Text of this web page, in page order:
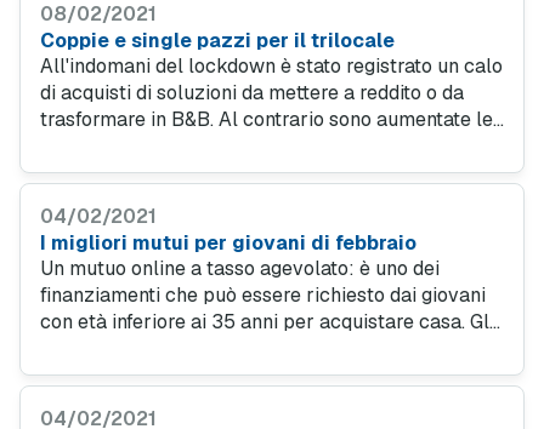
08/02/2021
Coppie e single pazzi per il trilocale
All'indomani del lockdown è stato registrato un calo
di acquisti di soluzioni da mettere a reddito o da
trasformare in B&B. Al contrario sono aumentate le
restrizioni vissute la scorsa primavera.
04/02/2021
I migliori mutui per giovani di febbraio
Un mutuo online a tasso agevolato: è uno dei
finanziamenti che può essere richiesto dai giovani
con età inferiore ai 35 anni per acquistare casa. Gli
fiscali.
04/02/2021